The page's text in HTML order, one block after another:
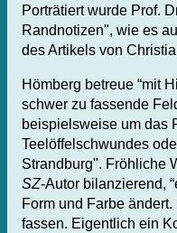
Porträtiert wurde Prof.
Randnotizen", wie es
des Artikels von
Hömberg betreue “mit
schwer zu fassende
beispielsweise um das
Teelöffelschwundes
Strandburg". Fröhliche
SZ-Autor bilanzierend,
Form und Farbe
fassen. Eigentlich ein